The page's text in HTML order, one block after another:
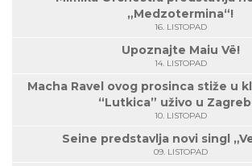
„Medzotermina“!
16. LISTOPAD
Upoznajte Maiu Vë!
14. LISTOPAD
Macha Ravel ovog prosinca stiže u
“Lutkica” uživo u
10. LISTOPAD
Seine predstavlja novi singl
09. LISTOPAD